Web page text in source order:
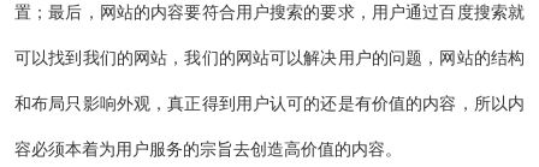
置；最后，网站的内容要符合用户搜索的要求，用户通过百度搜索就
可以找到我们的网站，我们的网站可以解决用户的问题，网站的结构
和布局只影响外观，真正得到用户认可的还是有价值的内容，所以内
容必须本着为用户服务的宗旨去创造高价值的内容。